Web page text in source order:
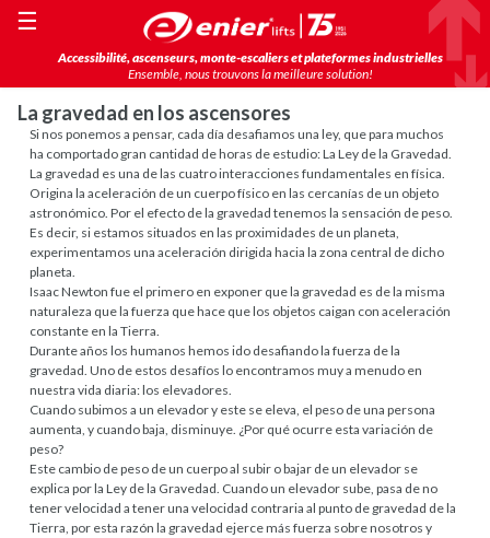
Accessibilité, ascenseurs, monte-escaliers et plateformes industrielles
Ensemble, nous trouvons la meilleure solution!
☰
La gravedad en los ascensores
Si nos ponemos a pensar, cada día desafiamos una ley, que para muchos
ha comportado gran cantidad de horas de estudio: La Ley de la Gravedad.
La gravedad es una de las cuatro interacciones fundamentales en física.
Origina la aceleración de un cuerpo físico en las cercanías de un objeto
astronómico. Por el efecto de la gravedad tenemos la sensación de peso.
Es decir, si estamos situados en las proximidades de un planeta,
experimentamos una aceleración dirigida hacia la zona central de dicho
planeta.
Isaac Newton fue el primero en exponer que la gravedad es de la misma
naturaleza que la fuerza que hace que los objetos caigan con aceleración
constante en la Tierra.
Durante años los humanos hemos ido desafiando la fuerza de la
gravedad. Uno de estos desafíos lo encontramos muy a menudo en
nuestra vida diaria: los elevadores.
Cuando subimos a un elevador y este se eleva, el peso de una persona
aumenta, y cuando baja, disminuye. ¿Por qué ocurre esta variación de
peso?
Este cambio de peso de un cuerpo al subir o bajar de un elevador se
explica por la Ley de la Gravedad. Cuando un elevador sube, pasa de no
tener velocidad a tener una velocidad contraria al punto de gravedad de la
Tierra, por esta razón la gravedad ejerce más fuerza sobre nosotros y